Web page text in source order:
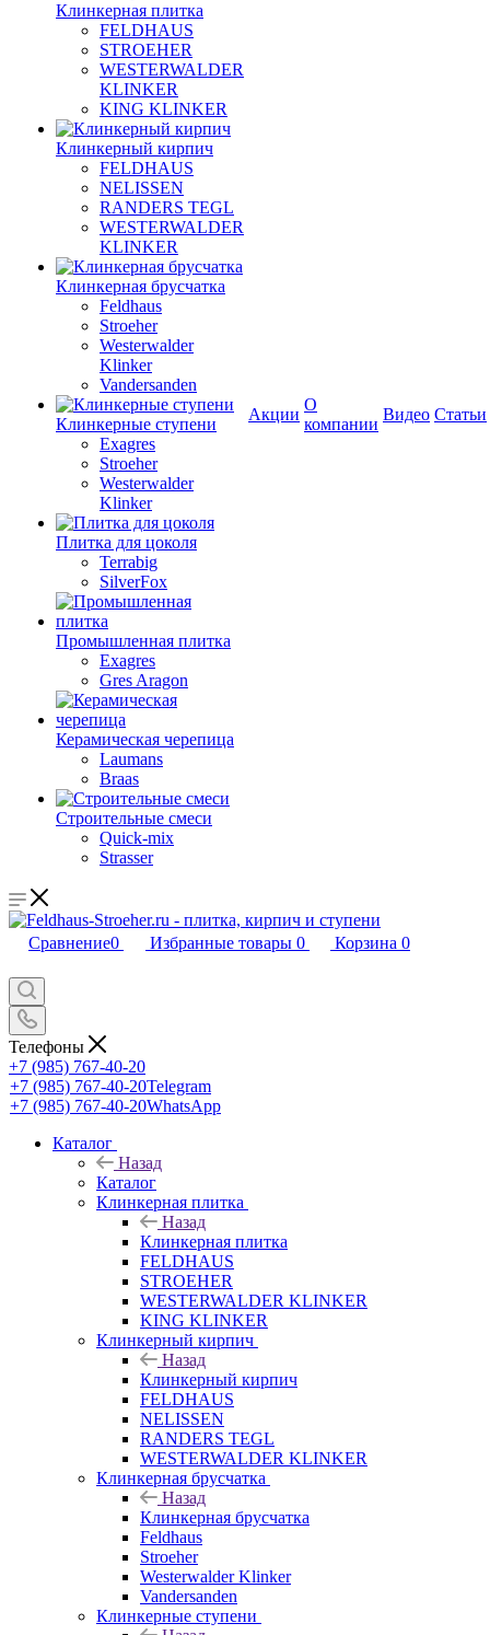
Клинкерная плитка
FELDHAUS
STROEHER
WESTERWALDER
KLINKER
KING KLINKER
Клинкерный кирпич
FELDHAUS
NELISSEN
RANDERS TEGL
WESTERWALDER
KLINKER
Клинкерная брусчатка
Feldhaus
Stroeher
Westerwalder
Klinker
Vandersanden
Клинкерные ступени
Exagres
Stroeher
Westerwalder
Klinker
Плитка для цоколя
Terrabig
SilverFox
Промышленная плитка
Exagres
Gres Aragon
Керамическая черепица
Laumans
Braas
Строительные смеси
Quick-mix
Strasser
Акции
О
компании
Видео Статьи
Сравнение0 Избранные товары 0 Корзина 0
Телефоны
+7 (985) 767-40-20
+7 (985) 767-40-20Telegram
+7 (985) 767-40-20WhatsApp
Каталог
Назад
Каталог
Клинкерная плитка
Назад
Клинкерная плитка
FELDHAUS
STROEHER
WESTERWALDER KLINKER
KING KLINKER
Клинкерный кирпич
Назад
Клинкерный кирпич
FELDHAUS
NELISSEN
RANDERS TEGL
WESTERWALDER KLINKER
Клинкерная брусчатка
Назад
Клинкерная брусчатка
Feldhaus
Stroeher
Westerwalder Klinker
Vandersanden
Клинкерные ступени